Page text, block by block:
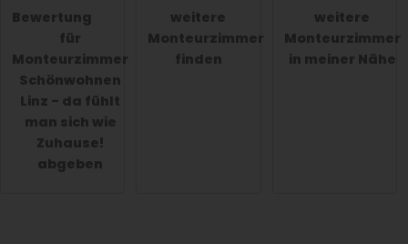
Hinweis:Bitte beachten Sie, öffentliche Fragen sind
für alle Besucher sichtbar.
Klicken Sie hier um eine
Monteurzimmer-Eintrag zu stellen
Bewertung
für
Monteurzimmer
Schönwohnen
Linz - da fühlt
man sich wie
Zuhause!
abgeben
weitere
Monteurzimmer
finden
weitere
Monteurzimmer
in meiner Nähe